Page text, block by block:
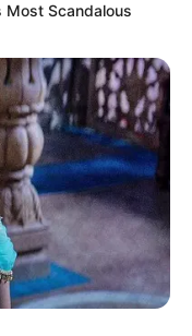
Most Scandalous